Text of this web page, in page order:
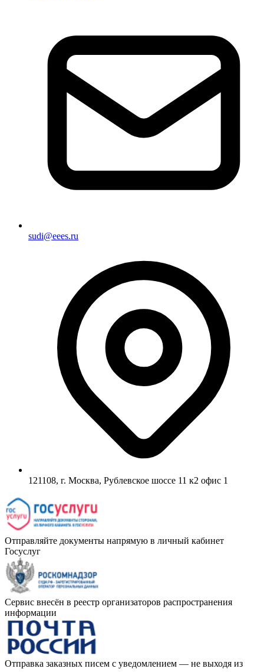
sudi@eees.ru
121108, г. Москва, Рублевское шоссе 11 к2 офис 1
Отправляйте документы напрямую в личный кабинет
Госуслуг
Сервис внесён в реестр организаторов распространения
информации
Отправка заказных писем с уведомлением — не выходя из